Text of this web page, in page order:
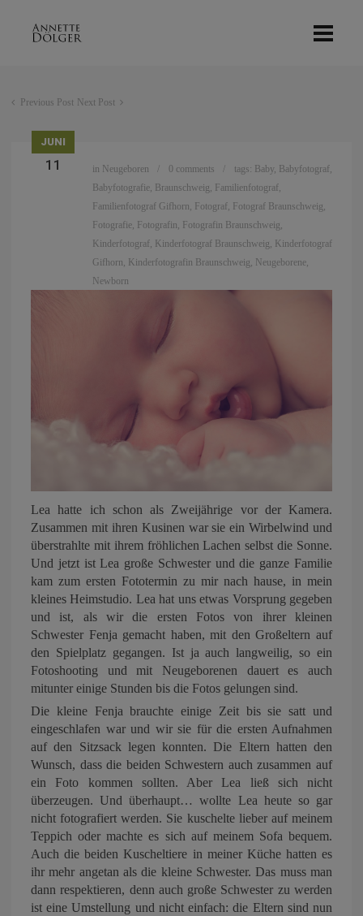
Previous Post Next Post
JUNI
11 in Neugeboren 0 comments tags: Baby, Babyfotograf,
Babyfotografie, Braunschweig, Familienfotograf,
Familienfotograf Gifhorn, Fotograf, Fotograf Braunschweig,
Fotografie, Fotografin, Fotografin Braunschweig,
Kinderfotograf, Kinderfotograf Braunschweig, Kinderfotograf
Gifhorn, Kinderfotografin Braunschweig, Neugeborene,
Newborn
Lea hatte ich schon als Zweijährige vor der Kamera.
Zusammen mit ihren Kusinen war sie ein Wirbelwind und
überstrahlte mit ihrem fröhlichen Lachen selbst die Sonne.
Und jetzt ist Lea große Schwester und die ganze Familie
kam zum ersten Fototermin zu mir nach hause, in mein
kleines Heimstudio. Lea hat uns etwas Vorsprung gegeben
und ist, als wir die ersten Fotos von ihrer kleinen
Schwester Fenja gemacht haben, mit den Großeltern auf
den Spielplatz gegangen. Ist ja auch langweilig, so ein
Fotoshooting und mit Neugeborenen dauert es auch
mitunter einige Stunden bis die Fotos gelungen sind.
Die kleine Fenja brauchte einige Zeit bis sie satt und
eingeschlafen war und wir sie für die ersten Aufnahmen
auf den Sitzsack legen konnten. Die Eltern hatten den
Wunsch, dass die beiden Schwestern auch zusammen auf
ein Foto kommen sollten. Aber Lea ließ sich nicht
überzeugen. Und überhaupt… wollte Lea heute so gar
nicht fotografiert werden. Sie kuschelte lieber auf meinem
Teppich oder machte es sich auf meinem Sofa bequem.
Auch die beiden Kuscheltiere in meiner Küche hatten es
ihr mehr angetan als die kleine Schwester. Das muss man
dann respektieren, denn auch große Schwester zu werden
ist eine Umstellung und nicht einfach: die Eltern sind nun